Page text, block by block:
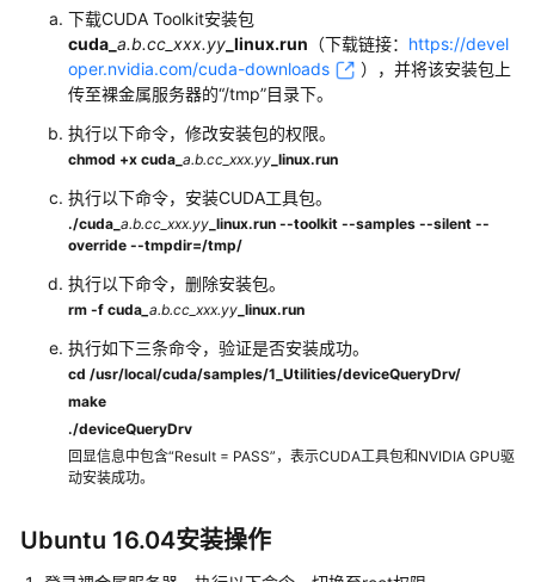
器
安
装
NVIDIA
驱
和
CUDA
工
具
包
p3
服
器
安
装
GPU
下载CUDA Toolkit安装包
cuda_ a.b.cc_xxx.yy _linux.run （下载链接： https://devel
oper.nvidia.com/cuda-downloads
），并将该安装包上
传至裸金属服务器的“/tmp”目录下。
执行以下命令，修改安装包的权限。
chmod +x cuda_ a.b.cc_xxx.yy _linux.run
执行以下命令，安装CUDA工具包。
./cuda_ a.b.cc_xxx.yy _linux.run --toolkit --samples --silent --
override --tmpdir=/tmp/
执行以下命令，删除安装包。
rm -f cuda a.b.cc_xxx.yy _linux.run
执行如下三条命令，验证是否安装成功。
cd /usr/local/cuda/samples/1_Utilities/deviceQueryDrv/
make
./deviceQueryDrv
回显信息中包含“Result = PASS”，表示CUDA工具包和NVIDIA GPU驱
动安装成功。
Ubuntu 16.04安装操作